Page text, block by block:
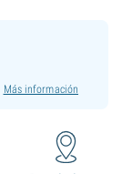
Más información